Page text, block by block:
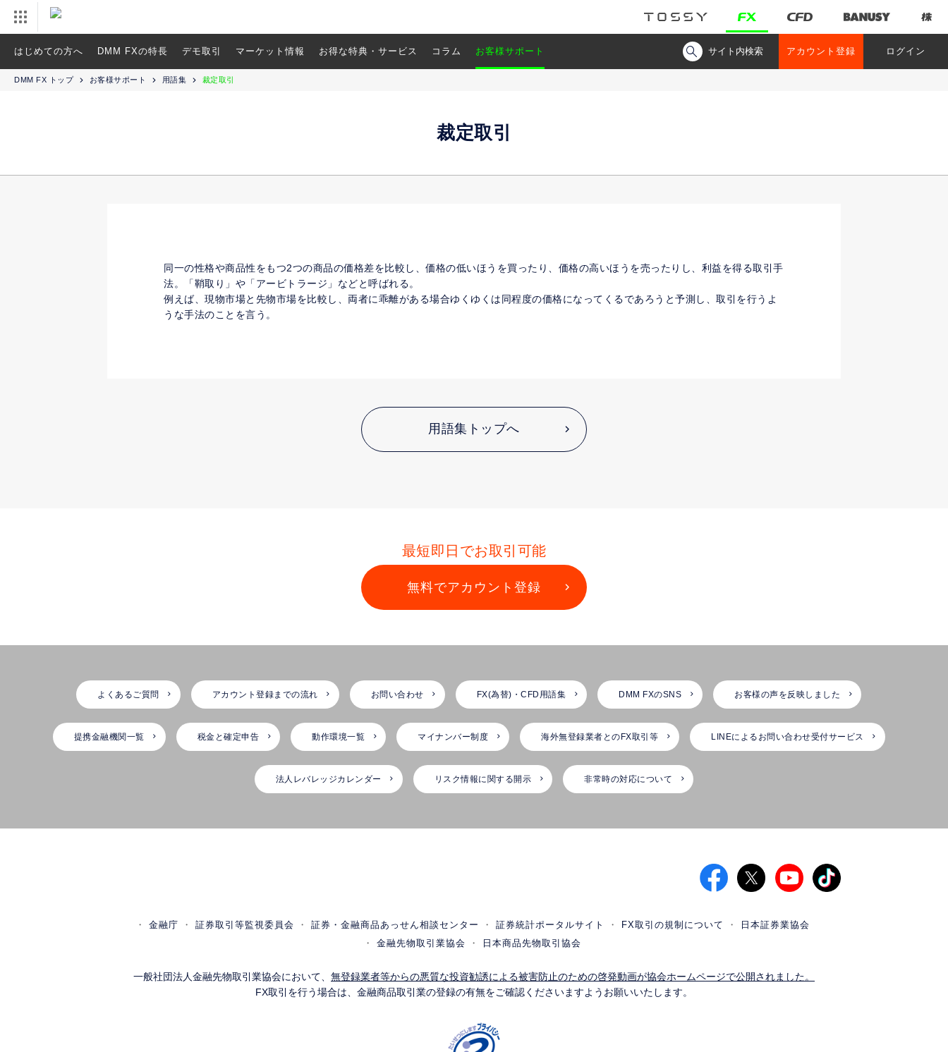
はじめての方へ DMM FXの特長 デモ取引 マーケット情報 お得な特典・サービス コラム お客様サポート サイト内検索 アカウント登録 ログイン
DMM FX トップ お客様サポート 用語集 裁定取引
裁定取引
同一の性格や商品性をもつ2つの商品の価格差を比較し、価格の低いほうを買ったり、価格の高いほうを売ったりし、利益を得る取引手
法。「鞘取り」や「アービトラージ」などと呼ばれる。
例えば、現物市場と先物市場を比較し、両者に乖離がある場合ゆくゆくは同程度の価格になってくるであろうと予測し、取引を行うよ
うな手法のことを言う。
用語集トップへ
最短即日でお取引可能
無料でアカウント登録
よくあるご質問 アカウント登録までの流れ お問い合わせ FX(為替)・CFD用語集 DMM FXのSNS お客様の声を反映しました
提携金融機関一覧 税金と確定申告 動作環境一覧 マイナンバー制度 海外無登録業者とのFX取引等 LINEによるお問い合わせ受付サービス
法人レバレッジカレンダー リスク情報に関する開示 非常時の対応について
金融庁 証券取引等監視委員会 証券・金融商品あっせん相談センター 証券統計ポータルサイト FX取引の規制について
日本証券業協会
金融先物取引業協会
日本商品先物取引協会
一般社団法人金融先物取引業協会において、 無登録業者等からの悪質な投資勧誘による被害防止のための啓発動画が協会ホームページで公開されました。
FX取引を行う場合は、金融商品取引業の登録の有無をご確認くださいますようお願いいたします。